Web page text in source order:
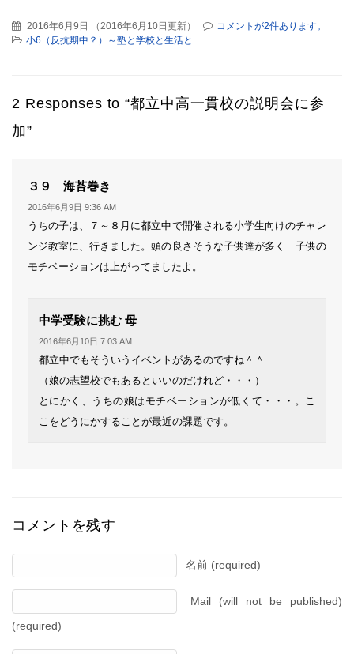
2016年6月9日 （2016年6月10日更新）
コメントが2件あります。
小6（反抗期中？）～塾と学校と生活と
2 Responses to “都立中高一貫校の説明会に参
加”
３９ 海苔巻き
り:
2016年6月9日 9:36 AM
うちの子は、７～８月に都立中で開催される小学生向けのチャレ
ンジ教室に、行きました。頭の良さそうな子供達が多く 子供の
モチベーションは上がってましたよ。
中学受験に挑む 母
2016年6月10日 7:03 AM
都立中でもそういうイベントがあるのですね＾＾
（娘の志望校でもあるといいのだけれど・・・）
とにかく、うちの娘はモチベーションが低くて・・・。こ
こをどうにかすることが最近の課題です。
コメントを残す
名前 (required)
Mail (will not be published)
(required)